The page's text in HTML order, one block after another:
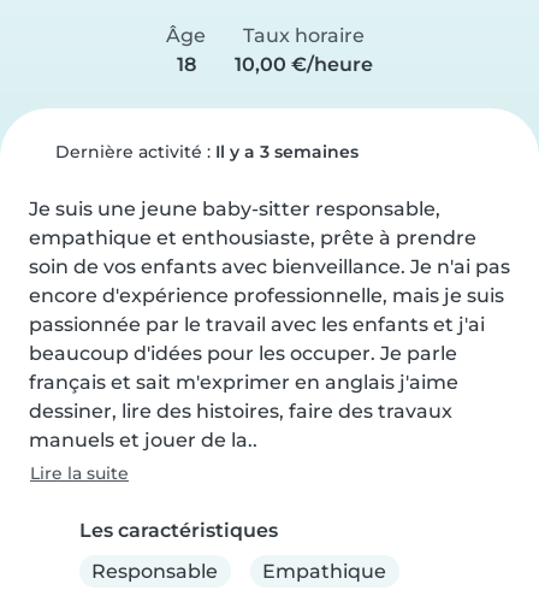
Âge
18
Taux horaire
10,00 €/heure
Dernière activité : Il y a 3 semaines
Je suis une jeune baby-sitter responsable,
empathique et enthousiaste, prête à prendre
soin de vos enfants avec bienveillance. Je n'ai pas
encore d'expérience professionnelle, mais je suis
passionnée par le travail avec les enfants et j'ai
beaucoup d'idées pour les occuper. Je parle
français et sait m'exprimer en anglais j'aime
dessiner, lire des histoires, faire des travaux
manuels et jouer de la..
Lire la suite
Les caractéristiques
Responsable
Empathique